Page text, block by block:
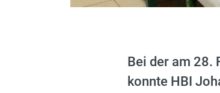
Bei der am 28.
konnte HBI